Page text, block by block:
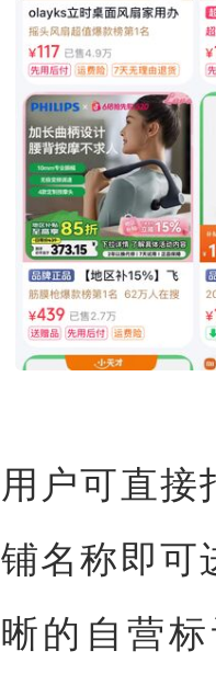
用户可直接
铺名称即可
晰的自营